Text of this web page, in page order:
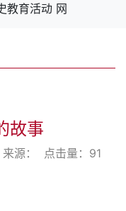
教育活动 网
故事
源： 点击量： 91